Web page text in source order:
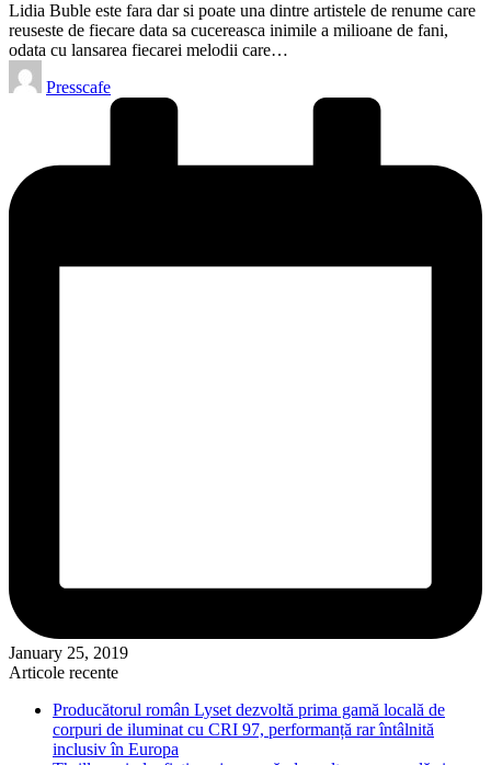
Lidia Buble este fara dar si poate una dintre artistele de renume care
reuseste de fiecare data sa cucereasca inimile a milioane de fani,
odata cu lansarea fiecarei melodii care…
Posted
by
Presscafe
January 25, 2019
Articole recente
Producătorul român Lyset dezvoltă prima gamă locală de
corpuri de iluminat cu CRI 97, performanță rar întâlnită
inclusiv în Europa